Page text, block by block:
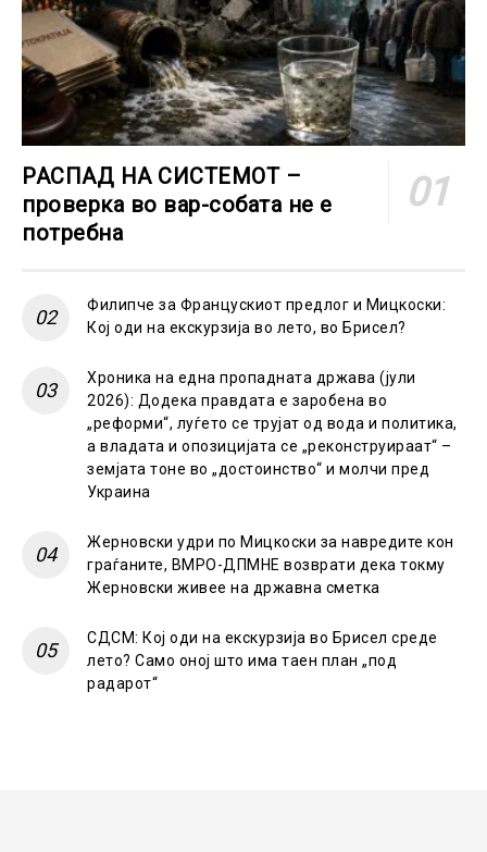
РАСПАД НА СИСТЕМОТ –
проверка во вар-собата не е
потребна
Филипче за Францускиот предлог и Мицкоски:
Кој оди на екскурзија во лето, во Брисел?
Хроника на една пропадната држава (јули
2026): Додека правдата е заробена во
„реформи“, луѓето се трујат од вода и политика,
а владата и опозицијата се „реконструираат“ –
земјата тоне во „достоинство“ и молчи пред
Украина
Жерновски удри по Мицкоски за навредите кон
граѓаните, ВМРО-ДПМНЕ возврати дека токму
Жерновски живее на државна сметка
СДСМ: Кој оди на екскурзија во Брисел среде
лето? Само оној што има таен план „под
радарот“